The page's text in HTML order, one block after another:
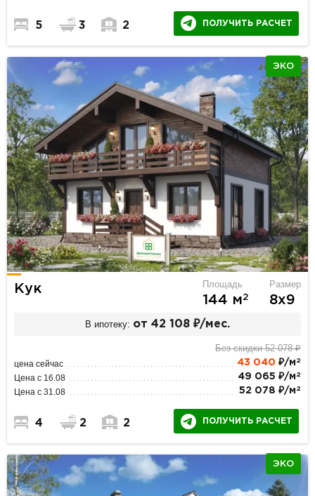
5 3 2 ПОЛУЧИТЬ РАСЧЕТ
ЭКО
Кук Площадь
144 м2
Размер
8х9
В ипотеку: от 42 108 ₽/мес.
Без скидки 52 078 ₽
цена сейчас 43 040 ₽/м 2
Цена с 16.08 49 065 ₽/м 2
Цена с 31.08 52 078 ₽/м 2
4 2 2 ПОЛУЧИТЬ РАСЧЕТ
ЭКО